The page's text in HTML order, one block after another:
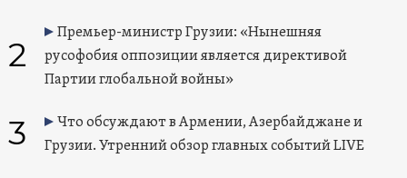
2
Премьер-министр Грузии: «Нынешняя
русофобия оппозиции является директивой
Партии глобальной войны»
3
Что обсуждают в Армении, Азербайджане и
Грузии. Утренний обзор главных событий LIVE